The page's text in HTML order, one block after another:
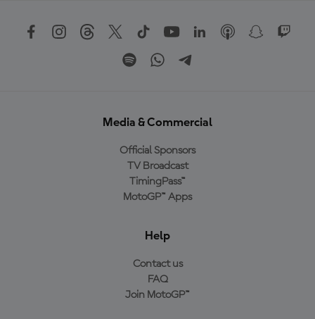
Media & Commercial
Official Sponsors
TV Broadcast
TimingPass™
MotoGP™ Apps
Help
Contact us
FAQ
Join MotoGP™